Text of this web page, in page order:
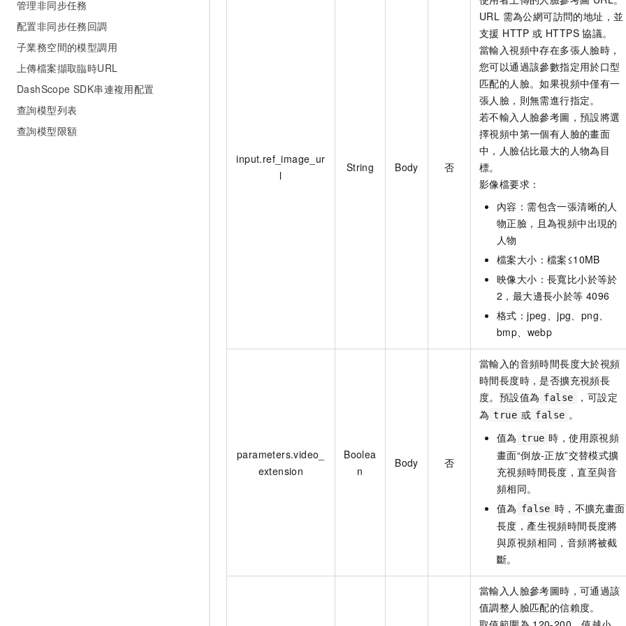
管理非同步任務
配置非同步任務回調
子業務空間的模型調用
上傳檔案擷取臨時URL
DashScope SDK串連複用配置
查詢模型列表
查詢模型限額
input.ref_image_ur
l
String Body 否
URL 需為公網可訪問的地址，並
支援 HTTP 或 HTTPS 協議。
當輸入視頻中存在多張人臉時，
您可以通過該參數指定用於口型
匹配的人臉。如果視頻中僅有一
張人臉，則無需進行指定。
若不輸入人臉參考圖，預設將選
擇視頻中第一個有人臉的畫面
中，人臉佔比最大的人物為目
標。
影像檔要求：
內容：需包含一張清晰的人
物正臉，且為視頻中出現的
人物
檔案大小：檔案≤10MB
映像大小：長寬比小於等於
2，最大邊長小於等 4096
格式：jpeg、jpg、png、
bmp、webp
parameters.video_
extension
Boolea
n
Body 否
當輸入的音頻時間長度大於視頻
時間長度時，是否擴充視頻長
度。預設值為 false
，可設定
為 true 或 false 。
值為 true 時，使用原視頻
畫面“倒放-正放”交替模式擴
充視頻時間長度，直至與音
頻相同。
值為 false 時，不擴充畫面
長度，產生視頻時間長度將
與原視頻相同，音頻將被截
斷。
當輸入人臉參考圖時，可通過該
值調整人臉匹配的信賴度。